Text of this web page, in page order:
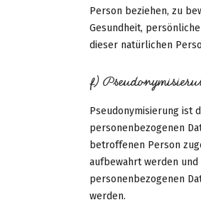
Person beziehen, zu
Gesundheit,
dieser natürlichen
f)
Pseudonymisierung ist
personenbezogenen
betroffenen Person
aufbewahrt werden
personenbezogenen
werden.